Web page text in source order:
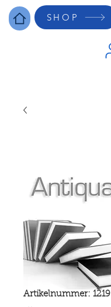
SHOP
Artikelnummer: 1219